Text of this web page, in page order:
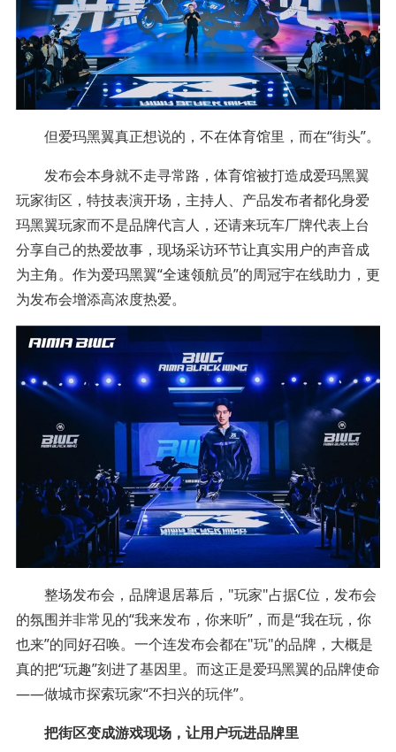
但爱玛黑翼真正想说的，不在体育馆里，而在“街头”。
发布会本身就不走寻常路，体育馆被打造成爱玛黑翼
玩家街区，特技表演开场，主持人、产品发布者都化身爱
玛黑翼玩家而不是品牌代言人，还请来玩车厂牌代表上台
分享自己的热爱故事，现场采访环节让真实用户的声音成
为主角。作为爱玛黑翼“全速领航员”的周冠宇在线助力，更
为发布会增添高浓度热爱。
整场发布会，品牌退居幕后，"玩家"占据C位，发布会
的氛围并非常见的“我来发布，你来听”，而是“我在玩，你
也来”的同好召唤。一个连发布会都在"玩"的品牌，大概是
真的把“玩趣”刻进了基因里。而这正是爱玛黑翼的品牌使命
——做城市探索玩家“不扫兴的玩伴”。
把街区变成游戏现场，让用户玩进品牌里